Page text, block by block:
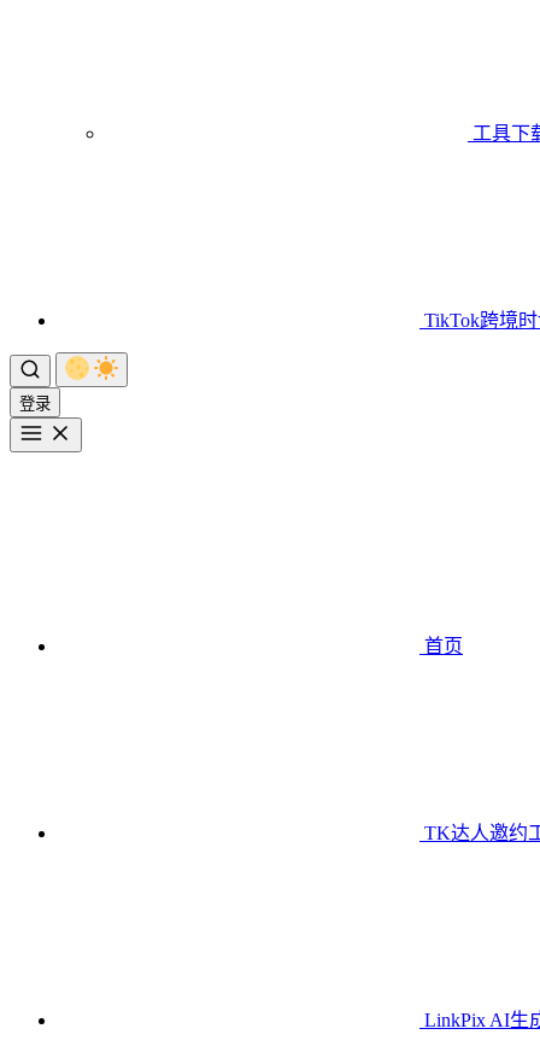
工具下
TikTok跨境
登录
首页
TK达人邀约
LinkPix AI生